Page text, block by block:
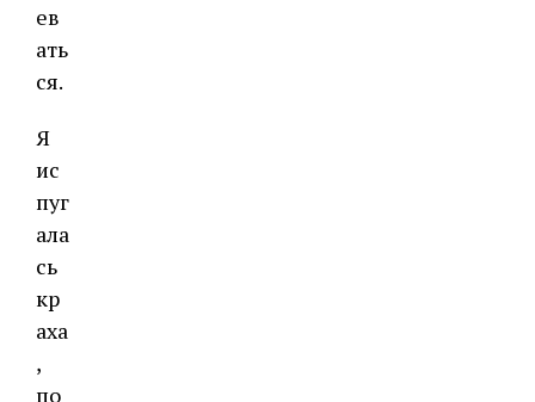
ев
ать
ся.
Я
ис
пуг
ала
сь
кр
аха
,
по